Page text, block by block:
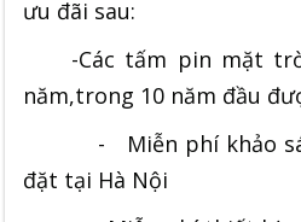
ưu đãi sau:
-Các tấm pin mặt
năm,trong 10 năm đầu
- Miễn phí khảo sát,
đặt tại Hà Nội